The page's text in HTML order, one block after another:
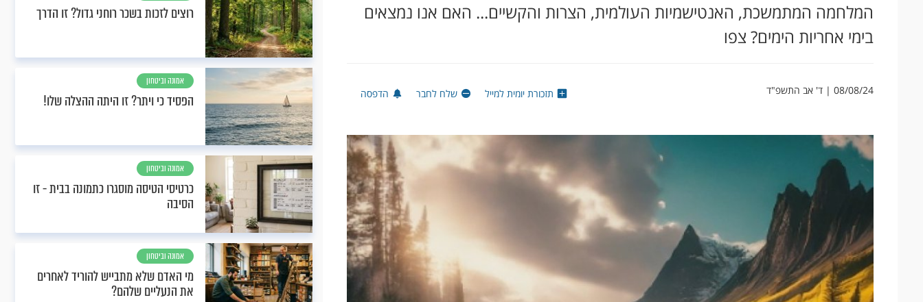
המלחמה המתמשכת, האנטישמיות העולמית, הצרות והקשיים... האם אנו נמצאים
בימי אחריות הימים? צפו
08/08/24 | ד' אב התשפ"ד תזכורת יומית למייל שלח לחבר הדפסה
רוצים לזכות בשכר רוחני גדול? זו הדרך
אמונה וביטחון
הפסיד כי ויתר? זו היתה ההצלה שלו!
אמונה וביטחון
כרטיסי הטיסה מוסגרו כתמונה בבית - זו
הסיבה
אמונה וביטחון
מי האדם שלא מתבייש להוריד לאחרים
את הנעליים שלהם?